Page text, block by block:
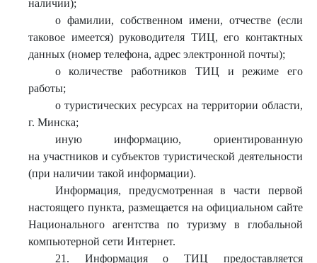
наличии);
о фамилии, собственном имени, отчестве (если
таковое имеется) руководителя ТИЦ, его контактных
данных (номер телефона, адрес электронной почты);
о количестве работников ТИЦ и режиме его
работы;
о туристических ресурсах на территории области,
г. Минска;
иную информацию, ориентированную
на участников и субъектов туристической деятельности
(при наличии такой информации).
Информация, предусмотренная в части первой
настоящего пункта, размещается на официальном сайте
Национального агентства по туризму в глобальной
компьютерной сети Интернет.
21. Информация о ТИЦ предоставляется